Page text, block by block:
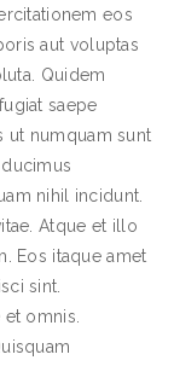
eos
aut voluptas
Quidem
saepe
ut numquam sunt
nihil incidunt.
Atque et illo
Eos itaque amet
sint.
omnis.